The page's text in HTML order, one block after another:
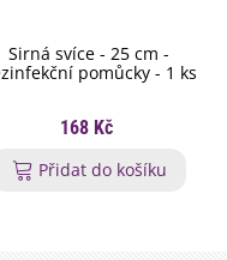
Sirná svíce - 25 cm -
pomůcky - 1 ks
168 Kč
Přidat do košíku